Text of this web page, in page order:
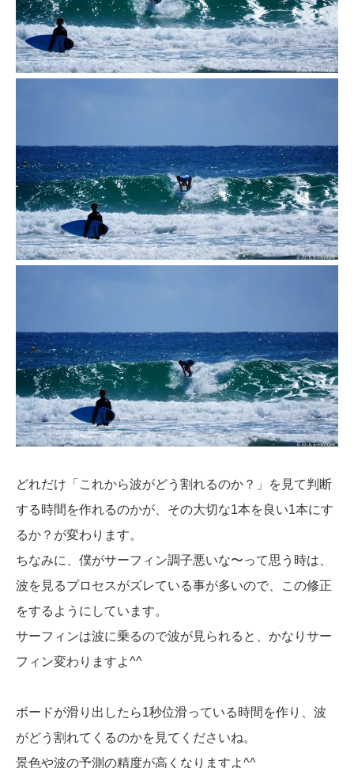
どれだけ「これから波がどう割れるのか？」を見て判断
する時間を作れるのかが、その大切な1本を良い1本にす
るか？が変わります。
ちなみに、僕がサーフィン調子悪いな〜って思う時は、
波を見るプロセスがズレている事が多いので、この修正
をするようにしています。
サーフィンは波に乗るので波が見られると、かなりサー
フィン変わりますよ^^
ボードが滑り出したら1秒位滑っている時間を作り、波
がどう割れてくるのかを見てくださいね。
景色や波の予測の精度が高くなりますよ^^